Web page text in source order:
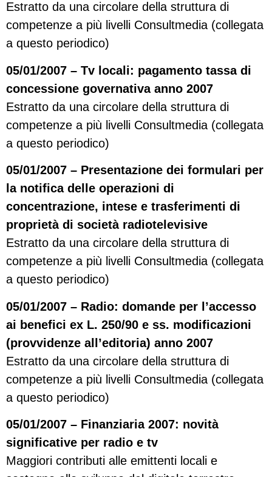
Estratto da una circolare della struttura di
competenze a più livelli Consultmedia (collegata
a questo periodico)
05/01/2007 – Tv locali: pagamento tassa di
concessione governativa anno 2007
Estratto da una circolare della struttura di
competenze a più livelli Consultmedia (collegata
a questo periodico)
05/01/2007 – Presentazione dei formulari per
la notifica delle operazioni di
concentrazione, intese e trasferimenti di
proprietà di società radiotelevisive
Estratto da una circolare della struttura di
competenze a più livelli Consultmedia (collegata
a questo periodico)
05/01/2007 – Radio: domande per l’accesso
ai benefici ex L. 250/90 e ss. modificazioni
(provvidenze all’editoria) anno 2007
Estratto da una circolare della struttura di
competenze a più livelli Consultmedia (collegata
a questo periodico)
05/01/2007 – Finanziaria 2007: novità
significative per radio e tv
Maggiori contributi alle emittenti locali e